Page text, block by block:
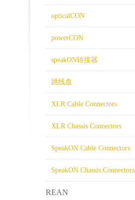
opticalCON
powerCON
speakON转接器
跳线盘
XLR Cable Connectors
XLR Chassis Connectors
SpeakON Cable Connectors
SpeakON Chassis Connectors
REAN